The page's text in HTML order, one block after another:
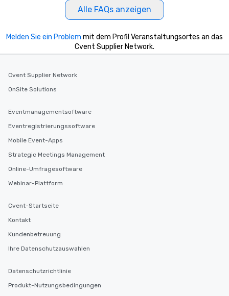
Alle FAQs anzeigen
Melden Sie ein Problem mit dem Profil Veranstaltungsortes an das
Cvent Supplier Network.
Cvent Supplier Network
OnSite Solutions
Eventmanagementsoftware
Eventregistrierungssoftware
Mobile Event-Apps
Strategic Meetings Management
Online-Umfragesoftware
Webinar-Plattform
Cvent-Startseite
Kontakt
Kundenbetreuung
Ihre Datenschutzauswahlen
Datenschutzrichtlinie
Produkt-Nutzungsbedingungen